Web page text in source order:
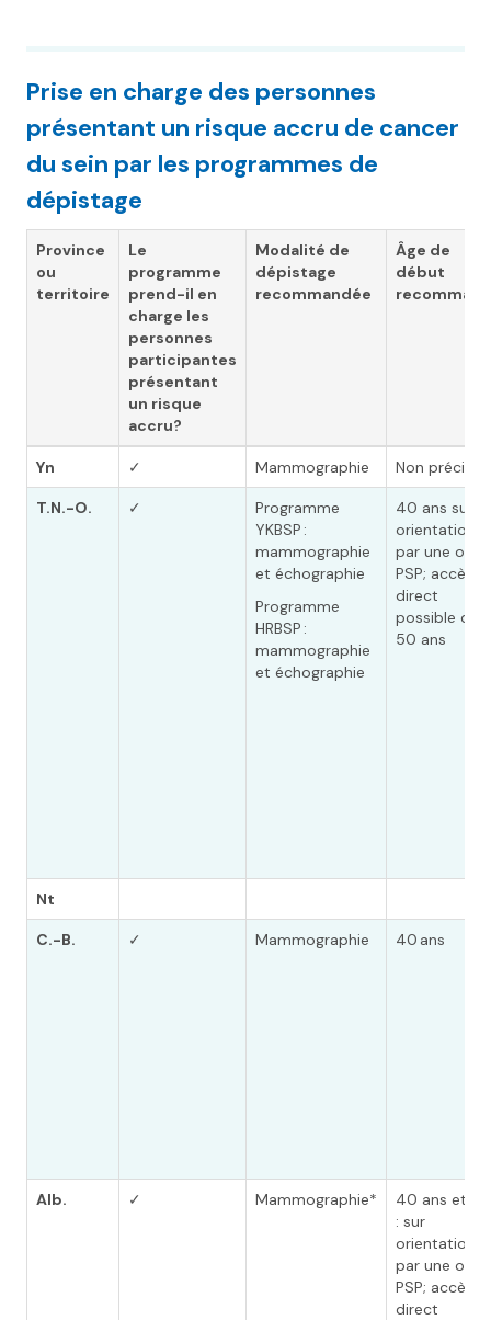
Prise en charge des personnes
présentant un risque accru de cancer
du sein par les programmes de
dépistage
Province
ou
territoire
Le
programme
prend-il en
charge les
personnes
participantes
présentant
un risque
accru?
Modalité de
dépistage
recommandée
Âge de
début
Yn ✓ Mammographie Non précisé
T.N.-O. ✓
Programme
YKBSP :
mammographie
et échographie
Programme
HRBSP :
mammographie
et échographie
40 ans sur
orientation
par une ou
PSP; accès
direct
possible dès
50 ans
Nt
C.-B. ✓ Mammographie 40 ans
Alb. ✓ Mammographie*
40 ans et
: sur
orientation
par une ou
PSP; accès
direct